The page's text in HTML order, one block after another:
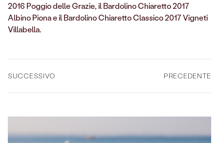
2016 Poggio delle Grazie, il Bardolino Chiaretto 2017
Albino Piona e il Bardolino Chiaretto Classico 2017 Vigneti
Villabella.
SUCCESSIVO PRECEDENTE